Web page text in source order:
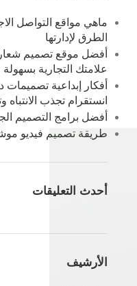
ماهي مواقع التواصل
الطرق لإدارتها
أفضل موقع تصميم
علامتك التجارية بسهولة
أفكار إبداعية تصميمات
انستقرام تجذب الانتباه
أفضل برامج التصميم
طريقة تصميم فيديو
أحدث التعليقات
الأرشيف